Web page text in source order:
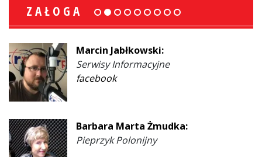
ZAŁOGA
Marcin Jabłkowski:
Serwisy Informacyjne
facebook
Barbara Marta Żmudka:
Pieprzyk Polonijny